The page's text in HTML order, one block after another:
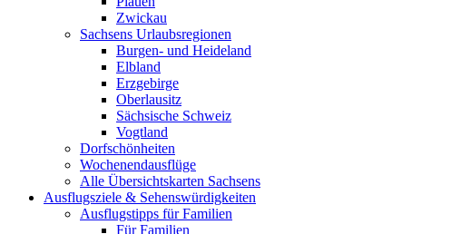
Zwickau
Sachsens Urlaubsregionen
Burgen- und Heideland
Elbland
Erzgebirge
Oberlausitz
Sächsische Schweiz
Vogtland
Dorfschönheiten
Wochenendausflüge
Alle Übersichtskarten Sachsens
Ausflugsziele & Sehenswürdigkeiten
Ausflugstipps für Familien
Für Familien